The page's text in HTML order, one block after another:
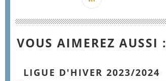
VOUS AIMEREZ AUSSI :
LIGUE D'HIVER 2023/2024